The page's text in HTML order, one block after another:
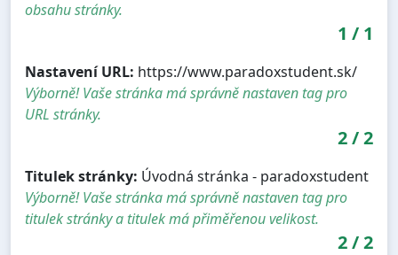
obsahu stránky.
1 / 1
Nastavení URL: https://www.paradoxstudent.sk/
Výborně! Vaše stránka má správně nastaven tag pro
URL stránky.
2/2
Titulek stránky: Úvodná stránka - paradoxstudent
Výborně! Vaše stránka má správně nastaven tag pro
titulek stránky a titulek má přiměřenou velikost.
2/2